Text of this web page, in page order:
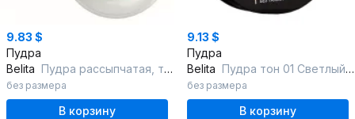
9.83 $
Пудра
Belita Пудра рассыпчатая, тон 02 beige , "Beauty Skin", страна происх.- Китай
без размера
В корзину
9.13 $
Пудра
Belita Пудра тон 01 Светлый бежевый LUXSHOW ШЕЛКОВАЯ МИНЕРАЛЬНАЯ д/лица ультр
без размера
В корзину